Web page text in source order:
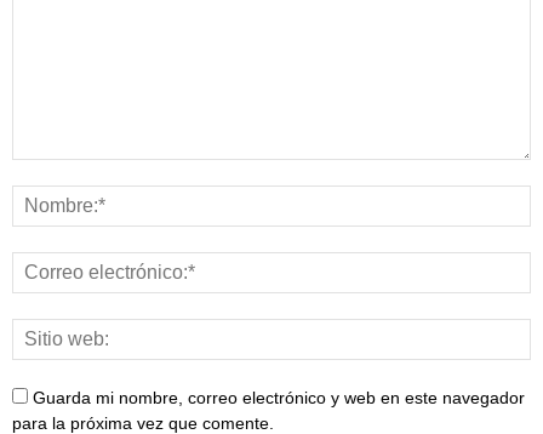
Guarda mi nombre, correo electrónico y web en este navegador
para la próxima vez que comente.